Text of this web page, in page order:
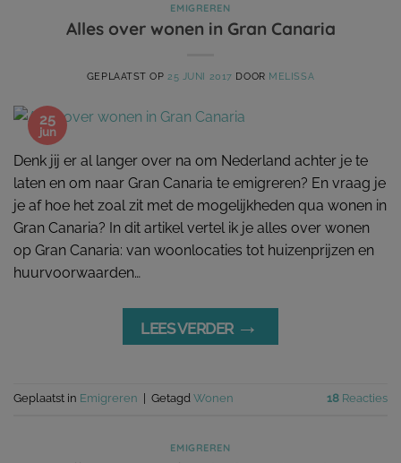
EMIGREREN
Alles over wonen in Gran Canaria
GEPLAATST OP25 JUNI 2017 DOOR MELISSA
25
jun
Denk jij er al langer over na om Nederland achter je te
laten en om naar Gran Canaria te emigreren? En vraag je
je af hoe het zoal zit met de mogelijkheden qua wonen in
Gran Canaria? In dit artikel vertel ik je alles over wonen
op Gran Canaria: van woonlocaties tot huizenprijzen en
huurvoorwaarden…
LEES VERDER →
Geplaatst in Emigreren Getagd Wonen 18 Reacties
EMIGREREN